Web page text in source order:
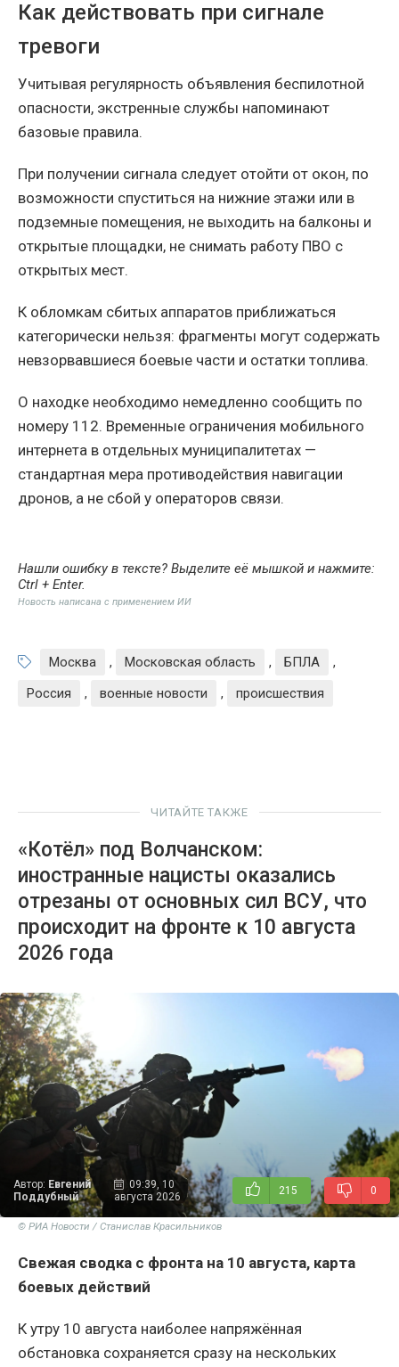
Как действовать при сигнале
тревоги
Учитывая регулярность объявления беспилотной
опасности, экстренные службы напоминают
базовые правила.
При получении сигнала следует отойти от окон, по
возможности спуститься на нижние этажи или в
подземные помещения, не выходить на балконы и
открытые площадки, не снимать работу ПВО с
открытых мест.
К обломкам сбитых аппаратов приближаться
категорически нельзя: фрагменты могут содержать
невзорвавшиеся боевые части и остатки топлива.
О находке необходимо немедленно сообщить по
номеру 112. Временные ограничения мобильного
интернета в отдельных муниципалитетах —
стандартная мера противодействия навигации
дронов, а не сбой у операторов связи.
Нашли ошибку в тексте? Выделите её мышкой и нажмите:
Ctrl + Enter.
Новость написана с применением ИИ
Москва , Московская область , БПЛА
,
Россия
, военные новости , происшествия
ЧИТАЙТЕ ТАКЖЕ
«Котёл» под Волчанском:
иностранные нацисты оказались
отрезаны от основных сил ВСУ, что
происходит на фронте к 10 августа
2026 года
Автор: Евгений
Поддубный
09:39, 10
августа 2026
215 0
© РИА Новости / Станислав Красильников
Свежая сводка с фронта на 10 августа, карта
боевых действий
К утру 10 августа наиболее напряжённая
обстановка сохраняется сразу на нескольких